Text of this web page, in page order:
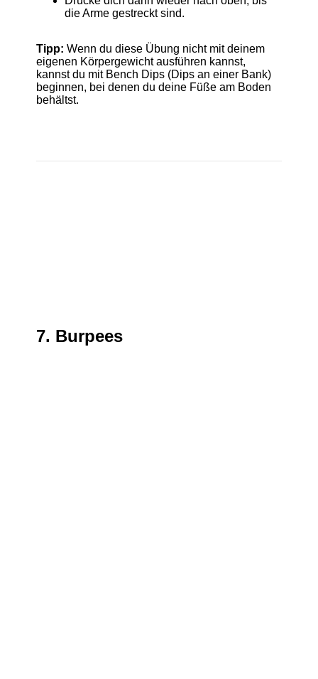
die Arme gestreckt sind.
Tipp: Wenn du diese Übung nicht mit deinem
eigenen Körpergewicht ausführen kannst,
kannst du mit Bench Dips (Dips an einer Bank)
beginnen, bei denen du deine Füße am Boden
behältst.
7. Burpees